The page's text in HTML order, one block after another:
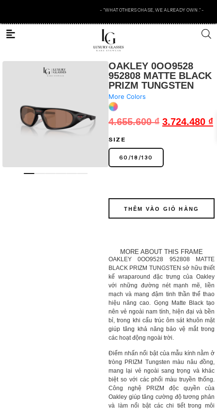
- "WHAT OTHERS CHASE, WE ALREADY OWN ." -
OAKLEY 0OO9528
952808 MATTE BLACK
PRIZM TUNGSTEN
More Colors
4.655.600₫ 3.724.480 ₫
SIZE
60 /18 /130
THÊM VÀO GIỎ HÀNG
MORE ABOUT THIS FRAME
OAKLEY 0OO9528 952808 MATTE
BLACK PRIZM TUNGSTEN sở hữu thiết
kế wraparound đặc trưng của Oakley
với những đường nét mạnh mẽ, liền
mạch và mang đậm tinh thần thể thao
hiệu năng cao. Gọng Matte Black tạo
nên vẻ ngoài nam tính, hiện đại và bền
bỉ, trong khi cấu trúc ôm sát khuôn mặt
giúp tăng khả năng bảo vệ mắt trong
các hoạt động ngoài trời.
Điểm nhấn nổi bật của mẫu kính nằm ở
tròng PRIZM Tungsten màu nâu đồng,
mang lại vẻ ngoài sang trọng và khác
biệt so với các phối màu truyền thống.
Công nghệ PRIZM độc quyền của
Oakley giúp tăng cường độ tương phản
và làm nổi bật các chi tiết trong môi